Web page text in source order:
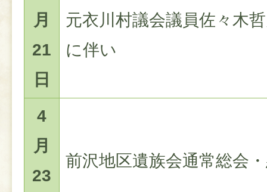
月
21
日
元衣川村議会議員佐々木
に伴い
4
月
23
前沢地区遺族会通常総会